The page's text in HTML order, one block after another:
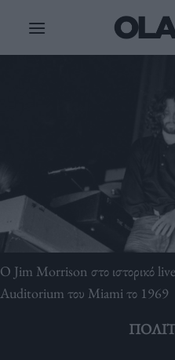
O Jim Morrison στο ιστορικό
Auditorium του Miami το 1969